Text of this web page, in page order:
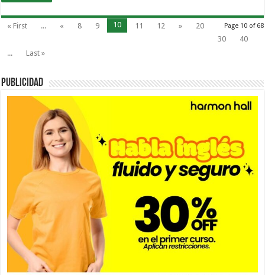
Page 10 of 68
« First ... « 8 9 10 11 12 »
20
30
40
...
Last »
PUBLICIDAD